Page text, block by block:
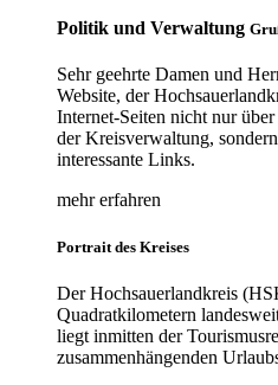
Politik und Verwaltung
Sehr geehrte Damen und
Website, der
Internet-Seiten nicht nur
der Kreisverwaltung,
interessante Links.
mehr erfahren
Portrait des Kreises
Der Hochsauerlandkreis
Quadratkilometern
liegt inmitten der
zusammenhängenden